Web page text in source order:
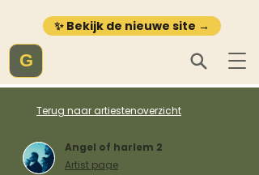
✨ Bekijk de nieuwe site →
G
Terug naar artiestenoverzicht
Angel of harlem 2
Artist page